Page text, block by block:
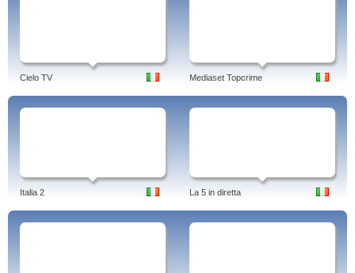
Cielo TV Mediaset Topcrime
Italia 2 La 5 in diretta